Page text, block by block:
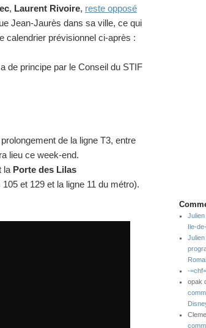
, Laurent Rivoire, reste opposé
Jean-Jaurès dans sa ville, ce qui
calendrier prévisionnel ci-après :
de principe par le Conseil du STIF
de la ligne T3, entre
lieu ce week-end.
la Porte des Lilas
et 129 et la ligne 11 du métro).
Julien
Ile-
Julien
-
opak